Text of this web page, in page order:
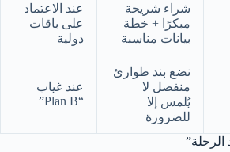
شراء شريحة
مبكرًا + خطة
بيانات مناسبة
عند الاعتماد
على باقات
دولية
نضع بند طوارئ
منفصل لا
يُلمس إلا
للضرورة
عند غياب
“Plan B”